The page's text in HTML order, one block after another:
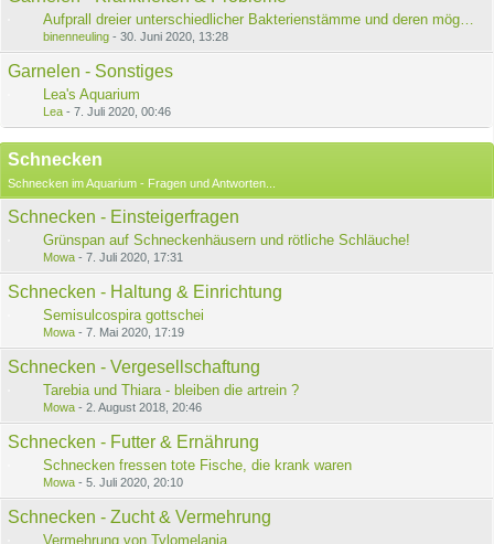
binenneuling - 30. Juni 2020, 13:28
Garnelen - Sonstiges
Lea's Aquarium
Lea - 7. Juli 2020, 00:46
Schnecken
Schnecken im Aquarium - Fragen und Antworten...
Schnecken - Einsteigerfragen
Grünspan auf Schneckenhäusern und rötliche Schläuche!
Mowa - 7. Juli 2020, 17:31
Schnecken - Haltung & Einrichtung
Semisulcospira gottschei
Mowa - 7. Mai 2020, 17:19
Schnecken - Vergesellschaftung
Tarebia und Thiara - bleiben die artrein ?
Mowa - 2. August 2018, 20:46
Schnecken - Futter & Ernährung
Schnecken fressen tote Fische, die krank waren
Mowa - 5. Juli 2020, 20:10
Schnecken - Zucht & Vermehrung
Vermehrung von Tylomelania